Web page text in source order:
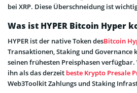
bei XRP. Diese Überschneidung ist
Was ist HYPER Bitcoin Hyper
HYPER ist der native Token desBitcoin
Transaktionen, Staking und
seinen frühesten Preisphasen verfügbar.
ihn als das derzeit beste Krypto Presale
Web3Toolkit Zahlungs und Staking